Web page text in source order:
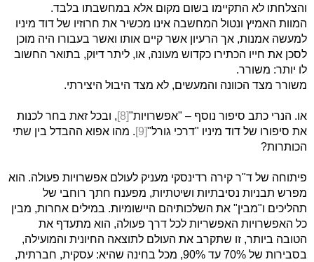
והצלחתו לא התקיימו בשום מקום אלא במחשבתו בלבד.
המוות האמיץ ונטול המחשבה אינו מכשיר את חרוזיו של דוד מיניו
למעשה אמנות, אך הרעיון אשר קיים אותו ואשר בעבורו היה מוכן
לסכן את חייו הכתירו כקדוש מעונה, או, ליתר דיוק, בתואר החשוב
לו יותר: משורר.
משורר מצד הכוונה והמעשים, לא מצד היבול היצירתי.
או. הנרי כתב סיפור נוסף – "אפשרויות"[8]
, ובכל זאת בחר לכנות
את סיפורו של דוד מיניו "דרכי גורל"[9]
. מהו אפוא ההבדל בין שתי
הכותרות?
פיתוחה של ד"ר קירה רדינסקי מעניק לעולם אפשרויות פעולה. הוא
מפרש תבניות נסיבתיות ושיטתיות, מפענח חתך רוחבי של
תהליכים ו"מבין" את השלכותיהם היישומיות. במילים אחרות, מבין
כל האפשרויות האפשריות לכל דרך פעולה, הוא מתעדף את
הטובה ביותר, זו שתקרב את העולם לתוצאה החיונית והמועילה,
בסבירות של 70% עד 90%, מכל בחינה שהיא: עסקית, חברתית,